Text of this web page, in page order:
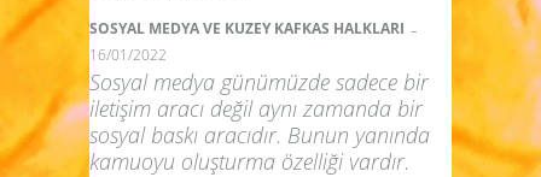
SOSYAL MEDYA VE KUZEY KAFKAS HALKLARI -
16/01/2022
Sosyal medya günümüzde sadece bir
iletişim aracı değil aynı zamanda bir
sosyal baskı aracıdır. Bunun yanında
kamuoyu oluşturma özelliği vardır.